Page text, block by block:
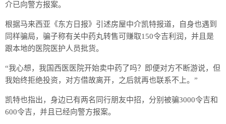
介已向警方报案。
根据马来西亚《东方日报》引述房屋中介凯特报道，自身也遇到
同样骗局，骗子称有关中药丸转售可赚取150令吉利润，并且是
跟本地的医院医护人员批货。
“我心想，我国西医医院开始卖中药了吗？即便对方不断游说，但
我始终拒绝投资，对方借故离开，之后就再也联系不上。”
凯特也指出，身边已有两名同行朋友中招，分别被骗3000令吉和
600令吉，并且已经向警方报案。